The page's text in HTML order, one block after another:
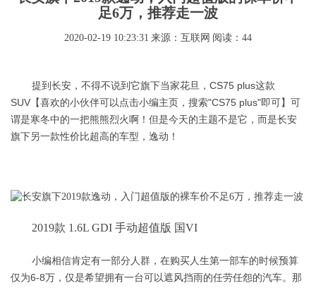
足6万，推荐走一波
2020-02-19 10:23:31 来源：互联网 阅读：44
提到长安，不得不说到它旗下当家花旦，CS75 plus这款
SUV【喜欢的小伙伴可以点击小编主页，搜索"CS75 plus"即可】可
谓是寒冬中的一把熊熊烈火啊！但是今天的主题不是它，而是长安
旗下另一款性价比超高的车型，逸动！
2019款 1.6L GDI 手动超值版 国VI
小编相信肯定有一部分人群，在购买人生第一部车的时候预算
仅为6-8万，仅是希望拥有一台可以遮风挡雨的任劳任怨的汽车。那